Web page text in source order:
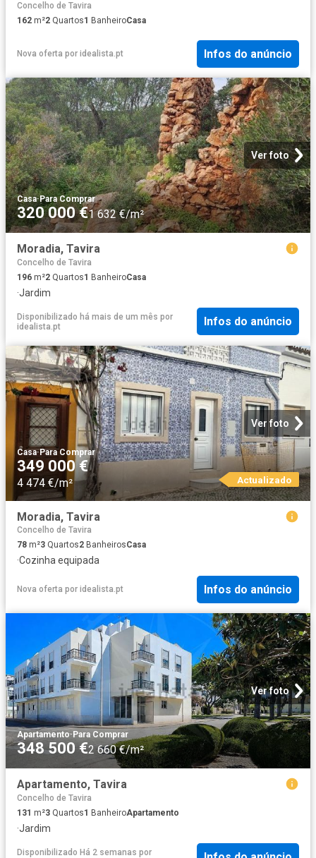
Concelho de Tavira
162 m²2 Quartos1 BanheiroCasa
Nova oferta por idealista.pt Infos do anúncio
Ver foto
Casa·Para Comprar
320 000 €1 632 €/m²
Moradia, Tavira
Concelho de Tavira
196 m²2 Quartos1 BanheiroCasa
·Jardim
Disponibilizado há mais de um mês por
idealista.pt
Infos do anúncio
Ver foto
Casa·Para Comprar
349 000 €
4 474 €/m² Actualizado
Moradia, Tavira
Concelho de Tavira
78 m²3 Quartos2 BanheirosCasa
·Cozinha equipada
Nova oferta por idealista.pt Infos do anúncio
Ver foto
Apartamento· Para Comprar
348 500 €2 660 €/m²
Apartamento, Tavira
Concelho de Tavira
131 m²3 Quartos1 BanheiroApartamento
·Jardim
Disponibilizado Há 2 semanas por